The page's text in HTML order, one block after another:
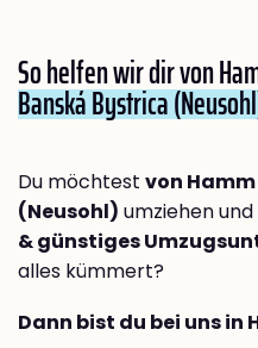
So helfen wir dir von
Banská Bystrica
Du möchtest von
(Neusohl) umziehen
& günstiges
alles kümmert?
Dann bist du bei uns